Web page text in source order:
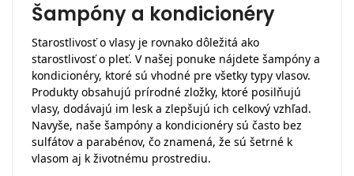
Šampóny a kondicionéry
Starostlivosť o vlasy je rovnako dôležitá ako
starostlivosť o pleť. V našej ponuke nájdete šampóny a
kondicionéry, ktoré sú vhodné pre všetky typy vlasov.
Produkty obsahujú prírodné zložky, ktoré posilňujú
vlasy, dodávajú im lesk a zlepšujú ich celkový vzhľad.
Navyše, naše šampóny a kondicionéry sú často bez
sulfátov a parabénov, čo znamená, že sú šetrné k
vlasom aj k životnému prostrediu.